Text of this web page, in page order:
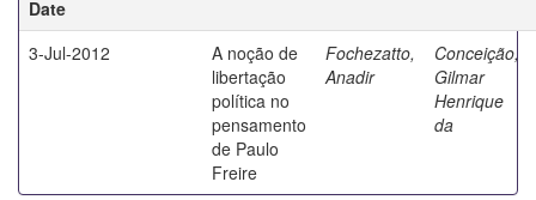
Date
3-Jul-2012
A noção de
libertação
política no
pensamento
de Paulo
Freire
Fochezatto,
Anadir
Conceição,
Gilmar
Henrique
da